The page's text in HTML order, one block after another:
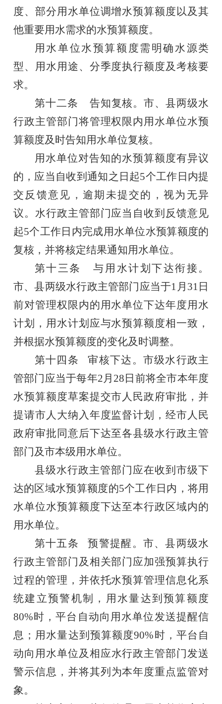
度、部分用水单位调增水预算额度以及其
他重要用水需求的水预算额度。
用水单位 水预算额度需明确水源类
型、用水用途、分季度执行额度及考核要
求。
第十二条
告知复核。市、县两级水
行政主管部门将管理权限内用水单位水预
算额度及时告知用水单位复核。
用水单位对告知的水预算额度有异议
的，应当自收到通知之日起5个工作日内提
交反馈意见，逾期未提交的，视为无异
议。水行政主管部门应当 自收到反馈意见
起5个工作日内完成用水单位水预算额度的
复核，并将核定结果通知用水单位。
第十三条
与用水计划下达衔接。
市、县两级水行政主管部门应当于1 月 31 日
前对管理权限内的用水单位下达年度用水
计划，用水计划应与水预算额度相一致，
并根据水预算额度的变化及时调整。
第十四条
审核下达。市级水行政主
管部门应当于每年2 月 28 日前将全市本年度
水预算额度草案提交市人民政府审批，并
提请市人大纳入年度监督计划，经市人民
政府审批同意后下达至各县级水行政主管
部门及市本级用水单位。
县级水行政主管部门应在收到市级下
达的区域水预算额度的5个工作日内，将用
水单位水预算额度下达至本行政区域内的
用水单位。
第十五条
预警提醒。市、县两级水
行政主管部门及相关部门应加强预算执行
过程的管理，并依托水预算管理信息化系
统建立预警机制，用水量达到预算额度
80%时，平台自动向用水单位 发送提醒信
息 ； 用水量达到预算额度90%时， 平台自
动向用水单位 及 相应水行政主管部门发送
警示信息 ， 并将其列为本年度重点监管对
象 。